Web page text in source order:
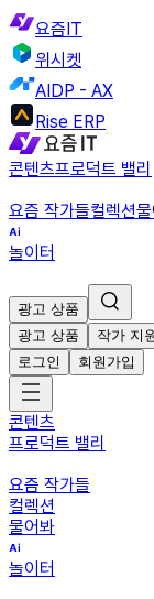
요즘IT
위시켓
AIDP - AX
Rise ERP
콘텐츠프로덕트 밸리
요즘 작가들컬렉션
놀이터
광고 상품
광고 상품
작가 지
로그인
회원가입
콘텐츠
프로덕트 밸리
요즘 작가들
컬렉션
물어봐
놀이터